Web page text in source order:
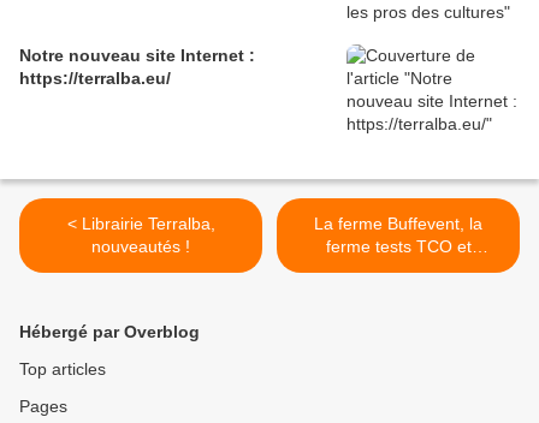
Notre nouveau site Internet :
https://terralba.eu/
< Librairie Terralba,
nouveautés !
La ferme Buffevent, la
ferme tests TCO et
permaculture Terralba ! >
Hébergé par Overblog
Top articles
Pages